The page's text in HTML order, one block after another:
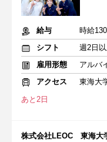
給与
時給
シフト
週2日
雇用形態
アルバ
アクセス
東海大
あと2日
株式会社LEOC 東海大